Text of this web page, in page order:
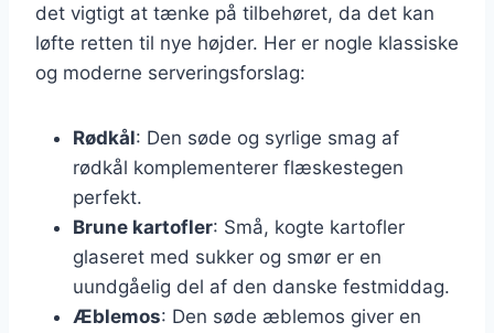
det vigtigt at tænke på tilbehøret, da det kan
løfte retten til nye højder. Her er nogle klassiske
og moderne serveringsforslag:
Rødkål: Den søde og syrlige smag af
rødkål komplementerer flæskestegen
perfekt.
Brune kartofler: Små, kogte kartofler
glaseret med sukker og smør er en
uundgåelig del af den danske festmiddag.
Æblemos: Den søde æblemos giver en